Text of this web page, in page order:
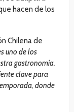
hacen de los
Chilena de
uno de los
gastronomía.
clave para
donde